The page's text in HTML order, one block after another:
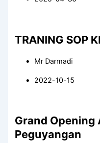
TRANING SOP
Mr Darmadi
2022-10-15
Grand Opening
Peguyangan